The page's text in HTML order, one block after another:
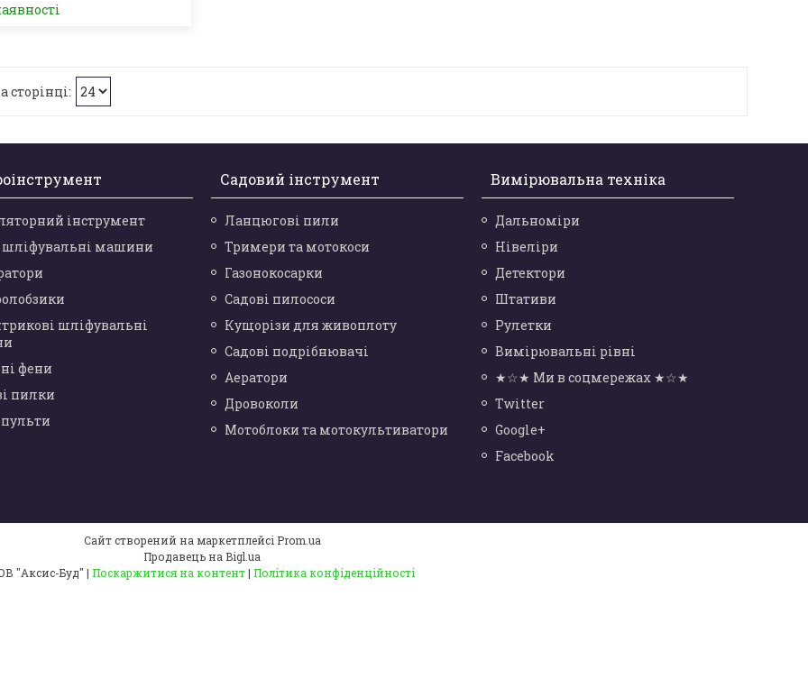
інструмент
шліфувальні машини
шліфувальні
фени
пилки
Садовий інструмент
Ланцюгові пили
Тримери та мотокоси
Газонокосарки
Садові пилососи
Кущорізи для живоплоту
Садові подрібнювачі
Аератори
Дровоколи
Мотоблоки та мотокультиватори
Вимірювальна техніка
Дальноміри
Нівеліри
Детектори
Штативи
Рулетки
Вимірювальні рівні
★☆★ Ми в соцмережах ★☆★
Twitter
Google+
Facebook
Сайт створений на маркетплейсі Prom.ua
Продавець на Bigl.ua
ТОВ "Аксис-Буд" | Поскаржитися на контент | Політика конфіденційності